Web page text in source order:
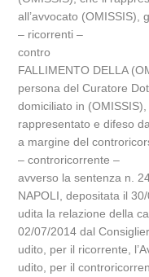
all’avvocato (OMISSIS),
– ricorrenti –
contro
FALLIMENTO DELLA
persona del Curatore
domiciliato in (OMISSIS),
rappresentato e difeso
a margine del
– controricorrente –
avverso la sentenza n.
NAPOLI, depositata il
udita la relazione della
02/07/2014 dal
udito, per il ricorrente,
udito, per il